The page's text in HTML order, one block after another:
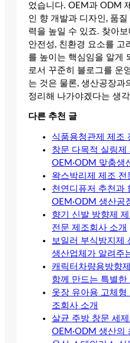
었습니다. OEM과 ODM
인 향 개발과 디자인, 품
력을 높일 수 있죠. 찾아
안전성, 친환경 요소를 고
를 높이는 핵심임을 알게
로서 꾸준히 블로그를 운
는 것은 물론, 생산공장과
정리해 나가야겠다는 생
다른 추천 글
식품용청관제 제조
창문 다목적 실링
OEM·ODM 맞춤생
왁스박리제 제조 전
천연디퓨저 추천과
OEM·ODM 생산공
향기 신발 방향제
전문 제조회사 소개
보일러 부식방지제
생산업체가 알려주
캐릭터차량용방향
함께 만드는 특별한
옷장 유아용 고체형
조회사 소개
살균 주방 창문 세
OEM·ODM 생산의